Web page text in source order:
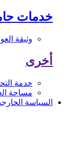
خدمات
وثيقة
أخرى
خدمة
مساحة
السياسة